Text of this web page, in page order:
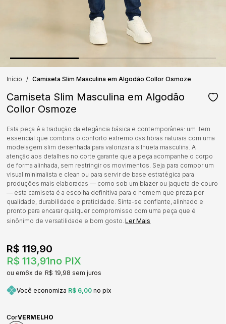
Início Camiseta Slim Masculina em Algodão Collor Osmoze
Camiseta Slim Masculina em Algodão
Collor Osmoze
Esta peça é a tradução da elegância básica e contemporânea: um item
essencial que combina o conforto extremo das fibras naturais com uma
modelagem slim desenhada para valorizar a silhueta masculina. A
atenção aos detalhes no corte garante que a peça acompanhe o corpo
de forma alinhada, sem restringir os movimentos. Seja para compor um
visual minimalista e clean ou para servir de base estratégica para
produções mais elaboradas — como sob um blazer ou jaqueta de couro
— esta camiseta é a escolha definitiva para o homem que preza por
qualidade, durabilidade e praticidade. Sinta-se confiante, alinhado e
pronto para encarar qualquer compromisso com uma peça que é
sinônimo de versatilidade e bom gosto.Ler Mais
R$ 113,91no PIX
R$ 119,90
6x R$ 19,98sem juros
Você economiza R$ 6,00 no pix
CorVERMELHO